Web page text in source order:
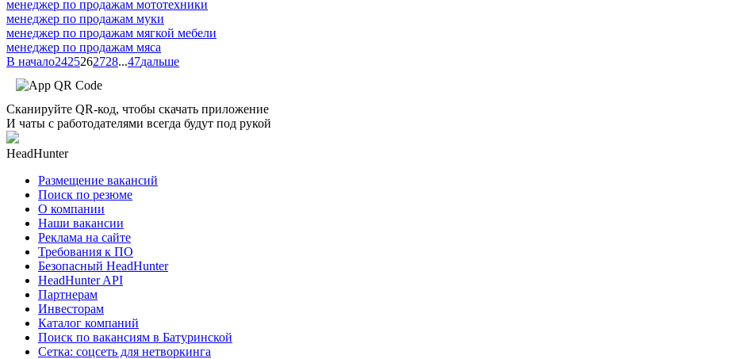
менеджер по продажам мототехники
менеджер по продажам муки
менеджер по продажам мягкой мебели
менеджер по продажам мяса
В начало2425262728...47дальше
Сканируйте QR-код, чтобы скачать приложение
И чаты с работодателями всегда будут под рукой
HeadHunter
Размещение вакансий
Поиск по резюме
О компании
Наши вакансии
Реклама на сайте
Требования к ПО
Безопасный HeadHunter
HeadHunter API
Партнерам
Инвесторам
Каталог компаний
Поиск по вакансиям в Батуринской
Сетка: соцсеть для нетворкинга